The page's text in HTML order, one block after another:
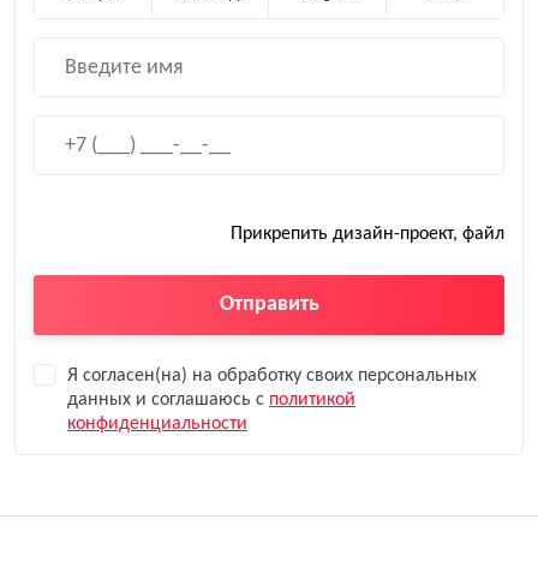
Прикрепить дизайн-проект, файл
Отправить
Я согласен(на) на обработку своих персональных
данных и соглашаюсь с политикой
конфиденциальности